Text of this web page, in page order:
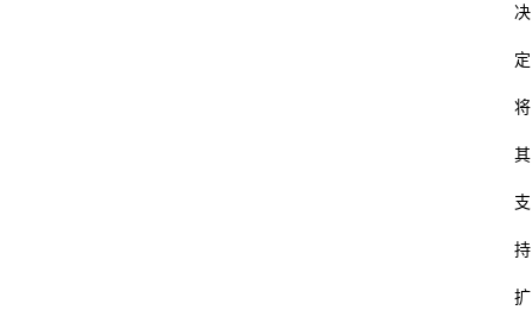
决
定
将
其
支
持
扩